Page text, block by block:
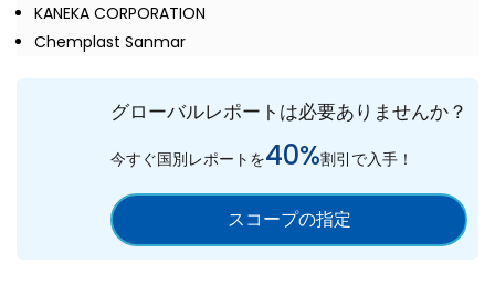
KANEKA CORPORATION
Chemplast Sanmar
グローバルレポートは必要ありませんか？
今すぐ国別レポートを40%割引で入手！
スコープの指定